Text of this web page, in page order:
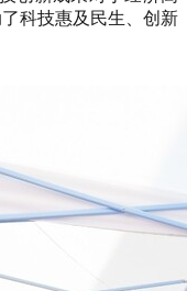
科技惠及民生、创新